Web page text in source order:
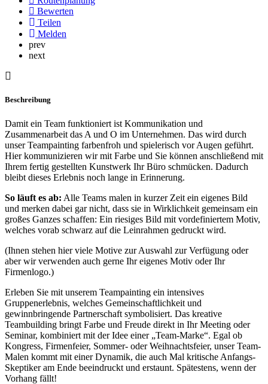
Bewerten
Teilen
Melden
prev
next
Beschreibung
Damit ein Team funktioniert ist Kommunikation und
Zusammenarbeit das A und O im Unternehmen. Das wird durch
unser Teampainting farbenfroh und spielerisch vor Augen geführt.
Hier kommunizieren wir mit Farbe und Sie können anschließend mit
Ihrem fertig gestellten Kunstwerk Ihr Büro schmücken. Dadurch
bleibt dieses Erlebnis noch lange in Erinnerung.
So läuft es ab: Alle Teams malen in kurzer Zeit ein eigenes Bild
und merken dabei gar nicht, dass sie in Wirklichkeit gemeinsam ein
großes Ganzes schaffen: Ein riesiges Bild mit vordefiniertem Motiv,
welches vorab schwarz auf die Leinrahmen gedruckt wird.
(Ihnen stehen hier viele Motive zur Auswahl zur Verfügung oder
aber wir verwenden auch gerne Ihr eigenes Motiv oder Ihr
Firmenlogo.)
Erleben Sie mit unserem Teampainting ein intensives
Gruppenerlebnis, welches Gemeinschaftlichkeit und
gewinnbringende Partnerschaft symbolisiert. Das kreative
Teambuilding bringt Farbe und Freude direkt in Ihr Meeting oder
Seminar, kombiniert mit der Idee einer „Team-Marke“. Egal ob
Kongress, Firmenfeier, Sommer- oder Weihnachtsfeier, unser Team-
Malen kommt mit einer Dynamik, die auch Mal kritische Anfangs-
Skeptiker am Ende beeindruckt und erstaunt. Spätestens, wenn der
Vorhang fällt!